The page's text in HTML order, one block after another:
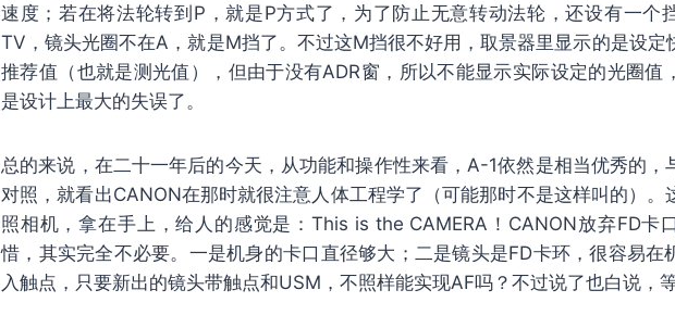
速度；若在将法轮转到P，就是P方式了，为了防止无意转动法轮，还设有一个
TV，镜头光圈不在A，就是M挡了。不过这M挡很不好用，取景器里显示的是设定
推荐值（也就是测光值），但由于没有ADR窗，所以不能显示实际设定的光圈值
是设计上最大的失误了。
总的来说，在二十一年后的今天，从功能和操作性来看，A-1依然是相当优秀的，
对照，就看出CANON在那时就很注意人体工程学了（可能那时不是这样叫的）。
照相机，拿在手上，给人的感觉是：This is the CAMERA！CANON放弃FD卡
惜，其实完全不必要。一是机身的卡口直径够大；二是镜头是FD卡环，很容易在
入触点，只要新出的镜头带触点和USM，不照样能实现AF吗？不过说了也白说，等